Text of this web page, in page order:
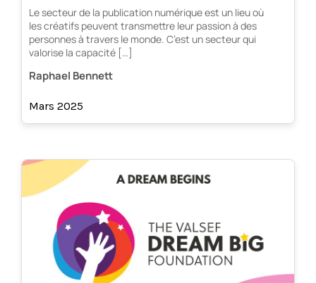
Le secteur de la publication numérique est un lieu où
les créatifs peuvent transmettre leur passion à des
personnes à travers le monde. C’est un secteur qui
valorise la capacité […]
Raphael Bennett
Mars 2025